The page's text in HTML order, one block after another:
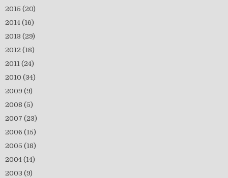
2015 (20)
2014 (16)
2013 (29)
2012 (18)
2011 (24)
2010 (34)
2009 (9)
2008 (5)
2007 (23)
2006 (15)
2005 (18)
2004 (14)
2003 (9)